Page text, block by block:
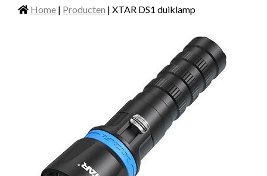
Home | Producten | XTAR DS1 duiklamp